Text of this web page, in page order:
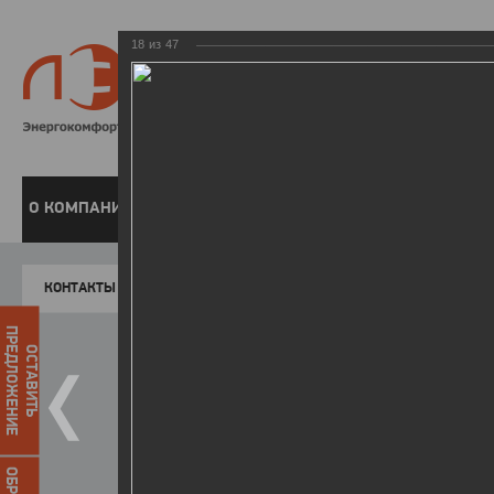
8 800
О КОМПАНИИ
КОНТАКТЫ
ОСТАВИТЬ
ПРЕДЛОЖЕНИЕ
18 из 47